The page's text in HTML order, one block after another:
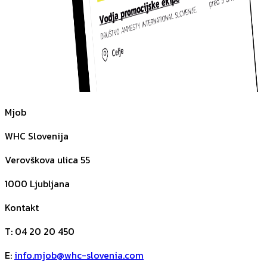
Mjob
WHC Slovenija
Verovškova ulica 55
1000 Ljubljana
Kontakt
T: 04 20 20 450
E: info.mjob@whc-slovenia.com